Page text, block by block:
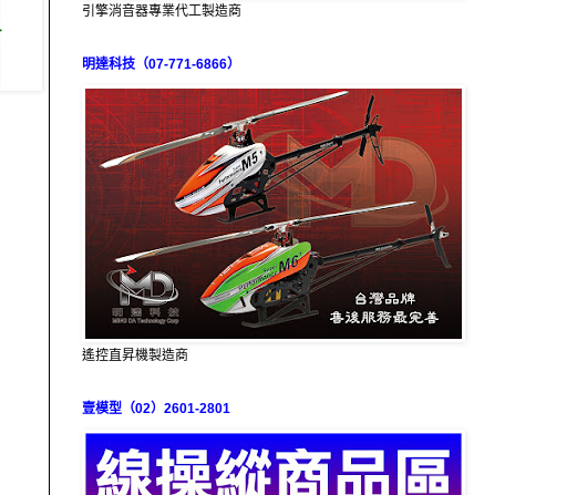
引擎消音器專業代工製造商
明達科技（07-771-6866）
遙控直昇機製造商
壹模型（02）2601-2801